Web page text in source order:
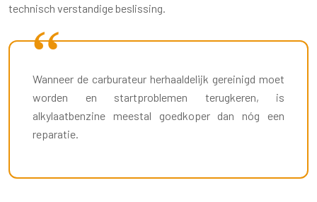
technisch verstandige beslissing.
Wanneer de carburateur herhaaldelijk gereinigd moet
worden en startproblemen terugkeren, is
alkylaatbenzine meestal goedkoper dan nóg een
reparatie.